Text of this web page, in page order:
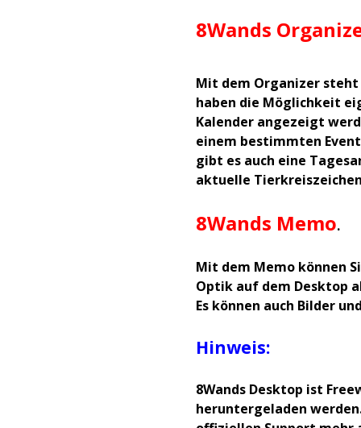
8Wands
Mit dem Organizer steht
haben die Möglichkeit
Kalender angezeigt
einem bestimmten
gibt es auch eine
aktuelle
8Wands Memo.
Mit dem Memo können
Optik auf dem Desktop
Es können auch Bilder
Hinweis:
8Wands Desktop ist
heruntergeladen